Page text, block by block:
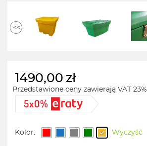
<<
1490,00 zł
Przedstawione ceny zawierają VAT 23%
Kolor: Wyczyść